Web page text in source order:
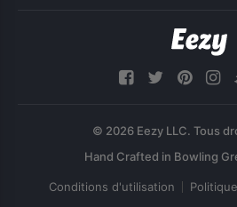
© 2026 Eezy LLC. Tous
Conditions d'utilisation